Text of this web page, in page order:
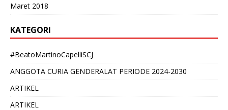
Maret 2018
KATEGORI
#BeatoMartinoCapelliSCJ
ANGGOTA CURIA GENDERALAT PERIODE 2024-2030
ARTIKEL
ARTIKEL